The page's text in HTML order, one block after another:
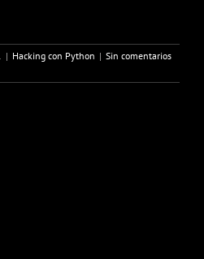
| Hacking con Python | Sin comentarios